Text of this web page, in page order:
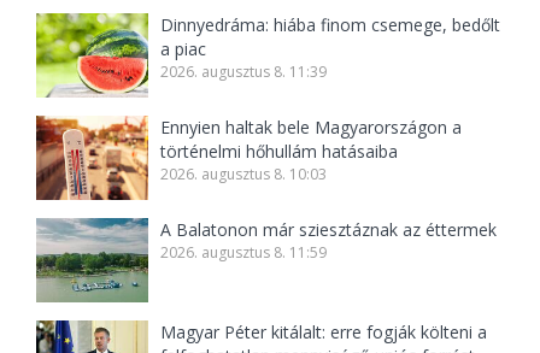
Dinnyedráma: hiába finom csemege, bedőlt
a piac
2026. augusztus 8. 11:39
Ennyien haltak bele Magyarországon a
történelmi hőhullám hatásaiba
2026. augusztus 8. 10:03
A Balatonon már sziesztáznak az éttermek
2026. augusztus 8. 11:59
Magyar Péter kitálalt: erre fogják költeni a